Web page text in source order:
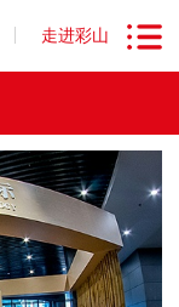
走进彩山